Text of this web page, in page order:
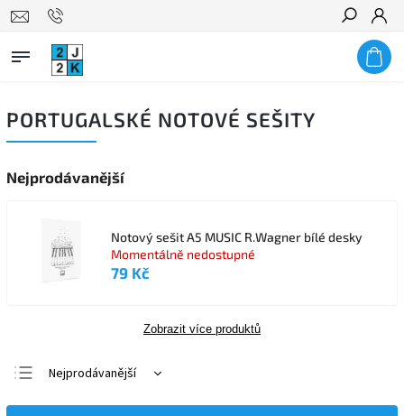
Hledat
PORTUGALSKÉ NOTOVÉ SEŠITY
Nejprodávanější
Notový sešit A5 MUSIC R.Wagner bílé desky
Momentálně nedostupné
79 Kč
Zobrazit více produktů
Nejprodávanější
Nejlevnější